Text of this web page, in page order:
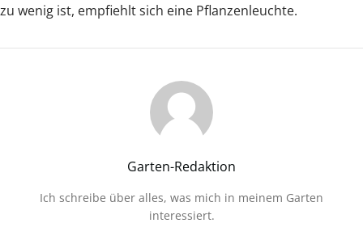
zu wenig ist, empfiehlt sich eine Pflanzenleuchte.
Garten-Redaktion
Ich schreibe über alles, was mich in meinem Garten
interessiert.